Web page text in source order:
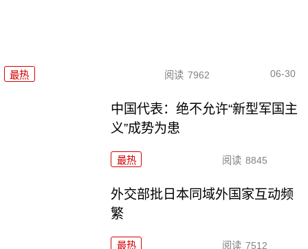
最热 阅读 7962 06-30
中国代表：绝不允许“新型军国主
义”成势为患
最热 阅读 8845
外交部批日本同域外国家互动频
繁
最热 阅读 7512